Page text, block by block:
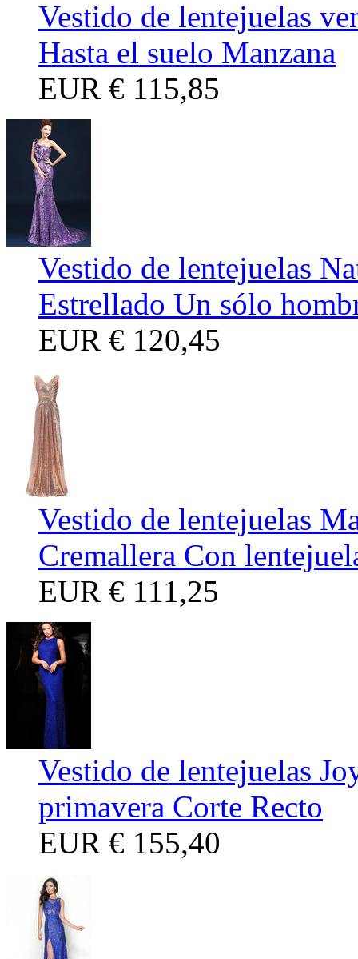
Vestido de lentejuelas
Hasta el suelo Manzana
EUR € 115,85
Vestido de lentejuelas
Estrellado Un sólo
EUR € 120,45
Vestido de lentejuelas
Cremallera Con
EUR € 111,25
Vestido de lentejuelas
primavera Corte Recto
EUR € 155,40